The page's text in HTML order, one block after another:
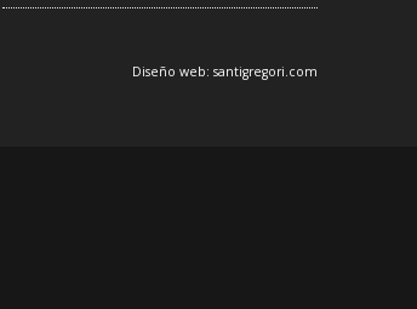
Diseño web: santigregori.com